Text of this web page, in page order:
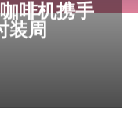
啡机携手
装周